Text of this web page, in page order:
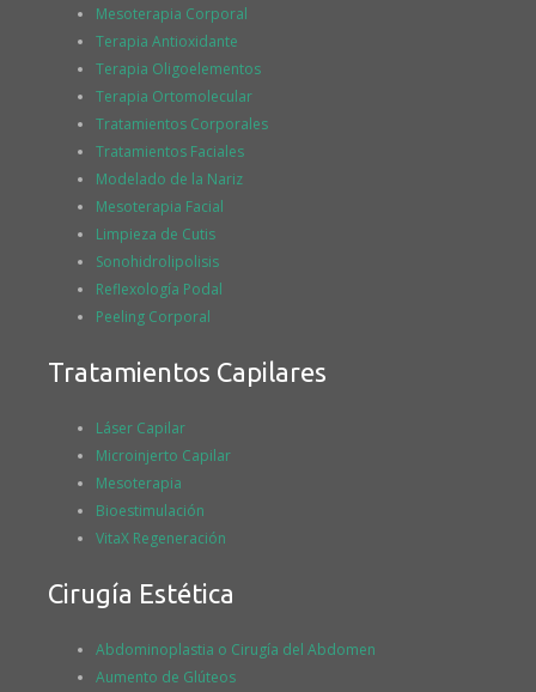
Mesoterapia Corporal
Terapia Antioxidante
Terapia Oligoelementos
Terapia Ortomolecular
Tratamientos Corporales
Tratamientos Faciales
Modelado de la Nariz
Mesoterapia Facial
Limpieza de Cutis
Sonohidrolipolisis
Reflexología Podal
Peeling Corporal
Tratamientos Capilares
Láser Capilar
Microinjerto Capilar
Mesoterapia
Bioestimulación
VitaX Regeneración
Cirugía Estética
Abdominoplastia o Cirugía del Abdomen
Aumento de Glúteos